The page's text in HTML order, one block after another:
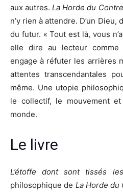
aux autres.La Horde du
n’y rien à attendre. D’un Dieu,
du futur. « Tout est là, vous
elle dire au lecteur comme
engage à réfuter les arrières
attentes transcendantales
même. Une utopie
le collectif, le mouvement
monde.
Le livre
L’étoffe dont sont tissés
philosophique de La Horde du